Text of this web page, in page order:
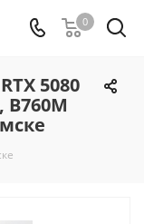
0
5080
B760M